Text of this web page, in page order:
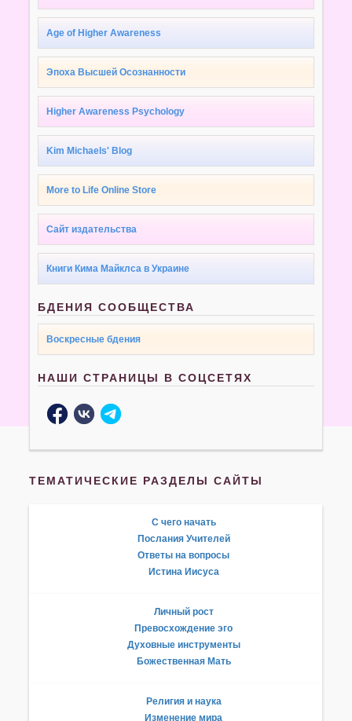
Age of Higher Awareness
Эпоха Высшей Осознанности
Higher Awareness Psychology
Kim Michaels' Blog
More to Life Online Store
Сайт издательства
Книги Кима Майклса в Украине
БДЕНИЯ СООБЩЕСТВА
Воскресные бдения
НАШИ СТРАНИЦЫ В СОЦСЕТЯХ
ТЕМАТИЧЕСКИЕ РАЗДЕЛЫ САЙТЫ
С чего начать
Послания Учителей
Ответы на вопросы
Истина Иисуса
Личный рост
Превосхождение эго
Духовные инструменты
Божественная Мать
Религия и наука
Изменение мира